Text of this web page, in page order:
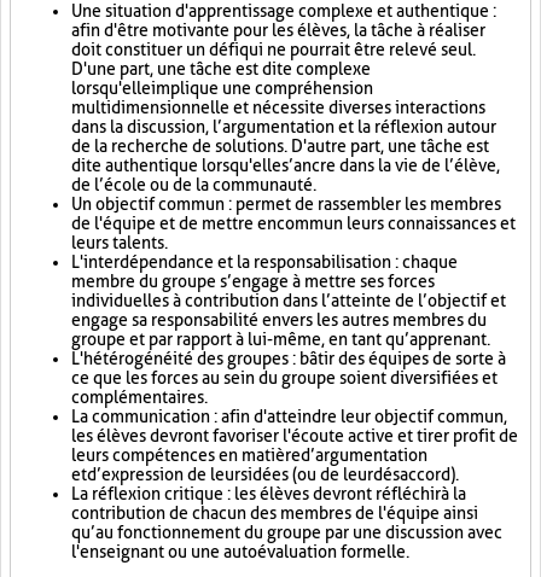
Une situation d'apprentissage complexe et authentique :
afin d'être motivante pour les élèves, la tâche à réaliser
doit constituer un défi qui ne pourrait être relevé seul.
D'une part, une tâche est dite complexe
lorsqu'elle implique une compréhension
multidimensionnelle et nécessite diverses interactions
dans la discussion, l’argumentation et la réflexion autour
de la recherche de solutions. D'autre part, une tâche est
dite authentique lorsqu'elle s’ancre dans la vie de l’élève,
de l’école ou de la communauté.
Un objectif commun : permet de rassembler les membres
de l'équipe et de mettre en commun leurs connaissances et
leurs talents.
L'interdépendance et la responsabilisation : chaque
membre du groupe s’engage à mettre ses forces
individuelles à contribution dans l’atteinte de l’objectif et
engage sa responsabilité envers les autres membres du
groupe et par rapport à lui-même, en tant qu’apprenant.
L'hétérogénéité des groupes : bâtir des équipes de sorte à
ce que les forces au sein du groupe soient diversifiées et
complémentaires.
La communication : afin d'atteindre leur objectif commun,
les élèves devront favoriser l'écoute active et tirer profit de
leurs compétences en matière d’argumentation
et d’expression de leurs idées (ou de leur désaccord).
La réflexion critique : les élèves devront réfléchir à la
contribution de chacun des membres de l'équipe ainsi
qu’au fonctionnement du groupe par une discussion avec
l'enseignant ou une autoévaluation formelle.